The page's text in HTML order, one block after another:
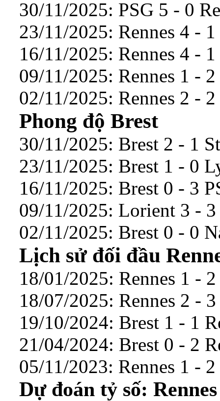
30/11/2025: PSG 5 - 0
23/11/2025: Rennes 4 -
16/11/2025: Rennes 4 -
09/11/2025: Rennes 1 -
02/11/2025: Rennes 2 -
Phong độ Brest
30/11/2025: Brest 2 - 1
23/11/2025: Brest 1 - 0
16/11/2025: Brest 0 - 3
09/11/2025: Lorient 3 -
02/11/2025: Brest 0 - 0
Lịch sử đối đầu
18/01/2025: Rennes 1 -
18/07/2025: Rennes 2 -
19/10/2024: Brest 1 - 1
21/04/2024: Brest 0 - 2
05/11/2023: Rennes 1 -
Dự đoán tỷ số: